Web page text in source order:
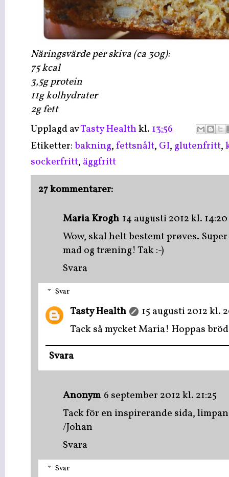
Näringsvärde per skiva (ca 30g):
75 kcal
3,5g protein
11g kolhydrater
2g fett
Upplagd avTasty Healthkl. 13:56
Etiketter:bakning,fettsnålt, GI, glutenfritt,
sockerfritt, äggfritt
27 kommentarer:
Maria Krogh 14 augusti 2012 kl. 14:20
Wow, skal helt bestemt prøves.
mad og træning! Tak :-)
Svara
Svar
Tasty Health
15 augusti 2012 kl.
Tack så mycket Maria! Hoppas
Svara
Anonym 6 september 2012 kl. 21:25
Tack för en inspirerande sida,
/Johan
Svara
Svar